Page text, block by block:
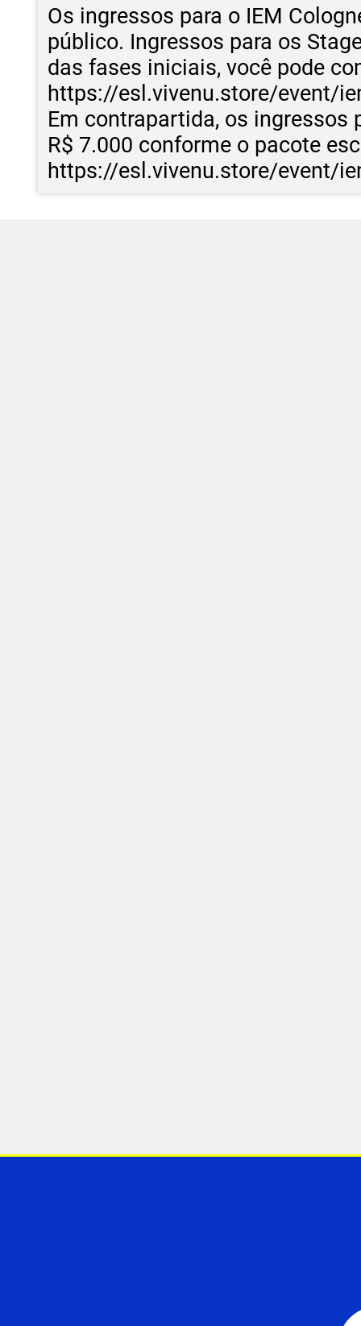
Os ingressos para o IEM
público. Ingressos para os
das fases iniciais, você pode
https://esl.vivenu.store/event/
Em contrapartida, os ingressos
R$ 7.000 conforme o pacote
https://esl.vivenu.store/event/